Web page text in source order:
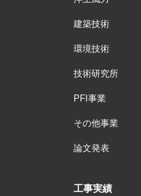
建築技術
環境技術
技術研究所
PFI事業
その他事業
論文発表
工事実績